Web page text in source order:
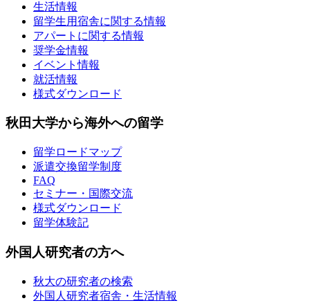
生活情報
留学生用宿舎に関する情報
アパートに関する情報
奨学金情報
イベント情報
就活情報
様式ダウンロード
秋田大学から海外への留学
留学ロードマップ
派遣交換留学制度
FAQ
セミナー・国際交流
様式ダウンロード
留学体験記
外国人研究者の方へ
秋大の研究者の検索
外国人研究者宿舎・生活情報